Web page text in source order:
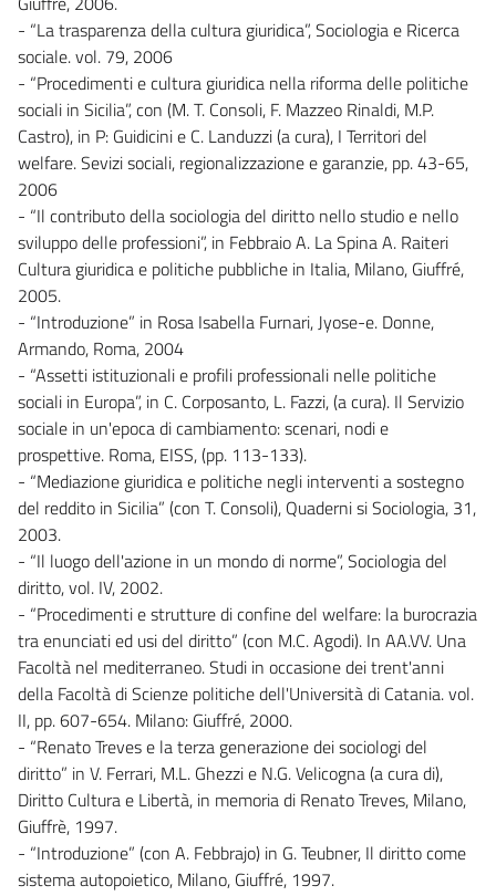
- “La trasparenza della cultura giuridica”, Sociologia e Ricerca
sociale. vol. 79, 2006
- “Procedimenti e cultura giuridica nella riforma delle politiche
sociali in Sicilia”, con (M. T. Consoli, F. Mazzeo Rinaldi, M.P.
Castro), in P: Guidicini e C. Landuzzi (a cura), I Territori del
welfare. Sevizi sociali, regionalizzazione e garanzie, pp. 43-65,
2006
- “Il contributo della sociologia del diritto nello studio e nello
sviluppo delle professioni”, in Febbraio A. La Spina A. Raiteri
Cultura giuridica e politiche pubbliche in Italia, Milano, Giuffré,
2005.
- “Introduzione” in Rosa Isabella Furnari, Jyose-e. Donne,
Armando, Roma, 2004
- “Assetti istituzionali e profili professionali nelle politiche
sociali in Europa”, in C. Corposanto, L. Fazzi, (a cura). Il Servizio
sociale in un'epoca di cambiamento: scenari, nodi e
prospettive. Roma, EISS, (pp. 113-133).
- “Mediazione giuridica e politiche negli interventi a sostegno
del reddito in Sicilia” (con T. Consoli), Quaderni si Sociologia, 31,
2003.
- “Il luogo dell'azione in un mondo di norme”, Sociologia del
diritto, vol. IV, 2002.
- “Procedimenti e strutture di confine del welfare: la burocrazia
tra enunciati ed usi del diritto” (con M.C. Agodi). In AA.VV. Una
Facoltà nel mediterraneo. Studi in occasione dei trent'anni
della Facoltà di Scienze politiche dell'Università di Catania. vol.
II, pp. 607-654. Milano: Giuffré, 2000.
- “Renato Treves e la terza generazione dei sociologi del
diritto” in V. Ferrari, M.L. Ghezzi e N.G. Velicogna (a cura di),
Diritto Cultura e Libertà, in memoria di Renato Treves, Milano,
Giuffrè, 1997.
- “Introduzione” (con A. Febbrajo) in G. Teubner, Il diritto come
sistema autopoietico, Milano, Giuffré, 1997.